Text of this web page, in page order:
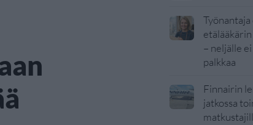
– neljälle
palkkaa
Finnairin
jatkossa